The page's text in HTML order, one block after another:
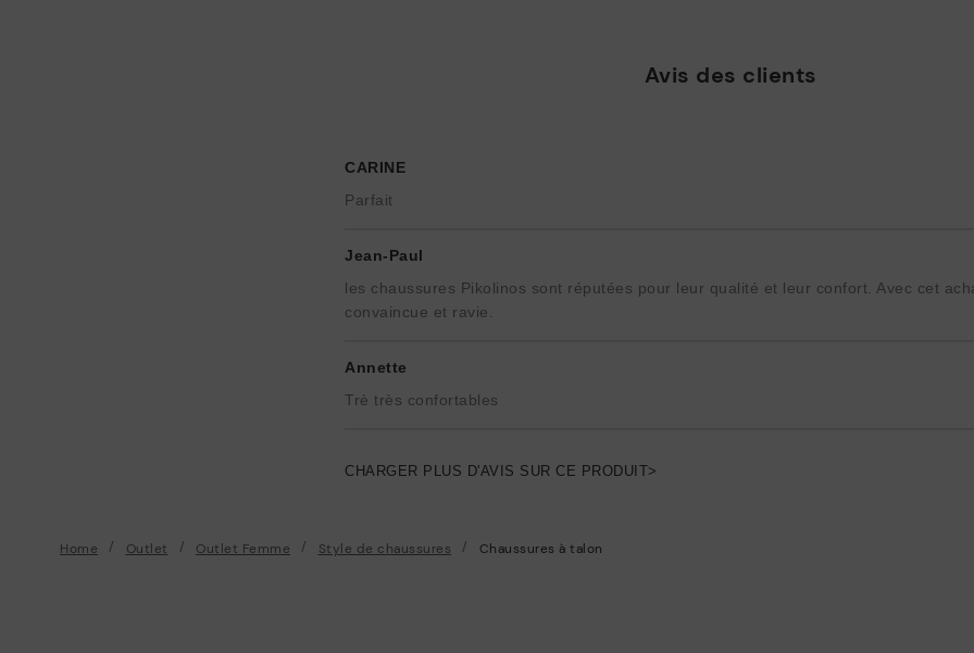
Avis des clients
CARINE
Parfait
Jean-Paul
les chaussures Pikolinos sont réputées pour leur qualité et leur confort. Avec cet
convaincue et ravie.
Annette
Trè très confortables
CHARGER PLUS D'AVIS SUR CE PRODUIT>
Home Outlet Outlet Femme Style de chaussures Chaussures à talon